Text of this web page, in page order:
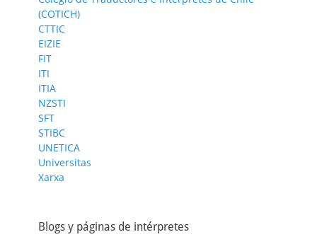
(COTICH)
CTTIC
EIZIE
FIT
ITI
ITIA
NZSTI
SFT
STIBC
UNETICA
Universitas
Xarxa
Blogs y páginas de intérpretes